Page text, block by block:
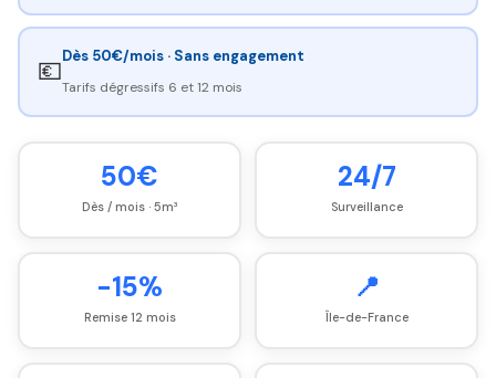
💶Dès 50€/mois · Sans engagement
Tarifs dégressifs 6 et 12 mois
50€
Dès / mois · 5m³
24/7
Surveillance
-15%
Remise 12 mois
📍
Île-de-France